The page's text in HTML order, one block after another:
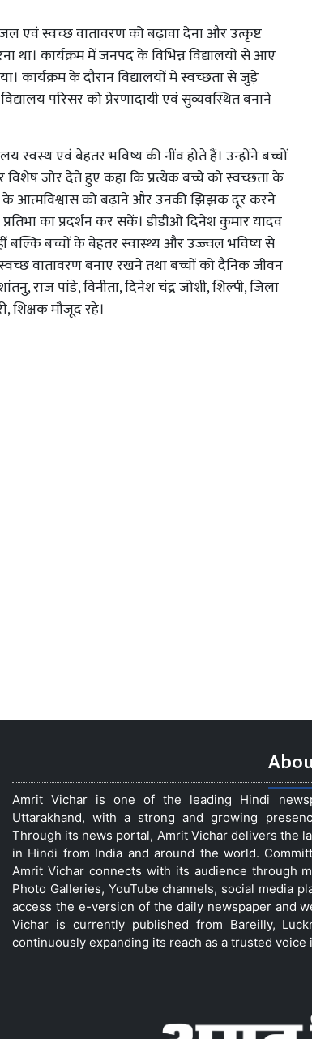
एवं स्वच्छ वातावरण को बढ़ावा देना और उत्कृष्ट
था। कार्यक्रम में जनपद के विभिन्न विद्यालयों से आए
कार्यक्रम के दौरान विद्यालयों में स्वच्छता से जुड़े
परिसर को प्रेरणादायी एवं सुव्यवस्थित बनाने
स्वस्थ एवं बेहतर भविष्य की नींव होते हैं। उन्होंने बच्चों
जोर देते हुए कहा कि प्रत्येक बच्चे को स्वच्छता के
के आत्मविश्वास को बढ़ाने और उनकी झिझक दूर करने
का प्रदर्शन कर सकें। डीडीओ दिनेश कुमार यादव
बल्कि बच्चों के बेहतर स्वास्थ्य और उज्ज्वल भविष्य से
वातावरण बनाए रखने तथा बच्चों को दैनिक जीवन
राज पांडे, विनीता, दिनेश चंद्र जोशी, शिल्पी, जिला
शिक्षक मौजूद रहे।
Amrit Vichar is one of the leading Hindi
Uttarakhand, with a strong and growing
Through its news portal, Amrit Vichar delivers the
in Hindi from India and around the world.
Amrit Vichar connects with its audience through
Photo Galleries, YouTube channels, social media
access the e-version of the daily newspaper and
Vichar is currently published from Bareilly,
continuously expanding its reach as a trusted